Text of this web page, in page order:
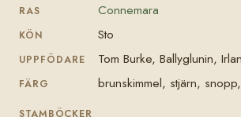
RAS Connemara
KÖN Sto
UPPFÖDARE Tom Burke, Ballyglunin,
FÄRG brunskimmel, stjärn,
STAMBÖCKER